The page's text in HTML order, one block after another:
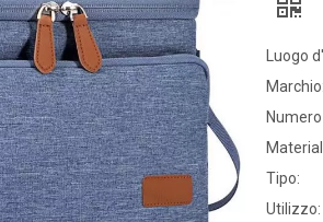
Luogo
Marchio:
Tipo:
Utilizzo: